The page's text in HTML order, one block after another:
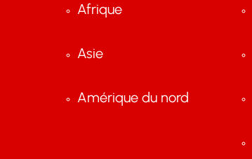
Afrique
Asie
Amérique du nord